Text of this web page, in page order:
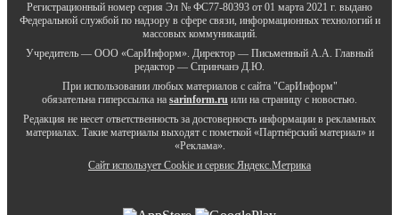
Регистрационный номер серия Эл № ФС77-80393 от 01 марта 2021 г. выдано
Федеральной службой по надзору в сфере связи, информационных технологий и
массовых коммуникаций.
Учредитель — ООО «СарИнформ». Директор — Письменный А.А. Главный
редактор — Спринчанэ Д.Ю.
При использовании любых материалов с сайта "СарИнформ"
обязательна гиперссылка на sarinform.ru или на страницу с новостью.
Редакция не несет ответственность за достоверность информации в рекламных
материалах. Такие материалы выходят с пометкой «Партнёрский материал» и
«Реклама».
Сайт использует Cookie и сервиc Яндекс.Метрика